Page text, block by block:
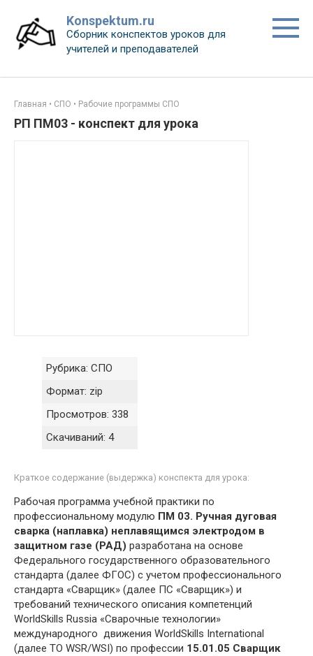
контенту
Konspektum.ru
Сборник конспектов уроков для
учителей и преподавателей
Главная • СПО • Рабочие программы СПО
РП ПМ03 - конспект для урока
Рубрика: СПО
Формат: zip
Просмотров: 338
Скачиваний: 4
Краткое содержание (выдержка) конспекта для урока:
Рабочая программа учебной практики по
профессиональному модулю ПМ 03. Ручная дуговая
сварка (наплавка) неплавящимся электродом в
защитном газе (РАД) разработана на основе
Федерального государственного образовательного
стандарта (далее ФГОС) с учетом профессионального
стандарта «Сварщик» (далее ПС «Сварщик») и
требований технического описания компетенций
WorldSkills Russia «Сварочные технологии»
международного движения WorldSkills International
(далее ТО WSR/WSI) по профессии 15.01.05 Сварщик